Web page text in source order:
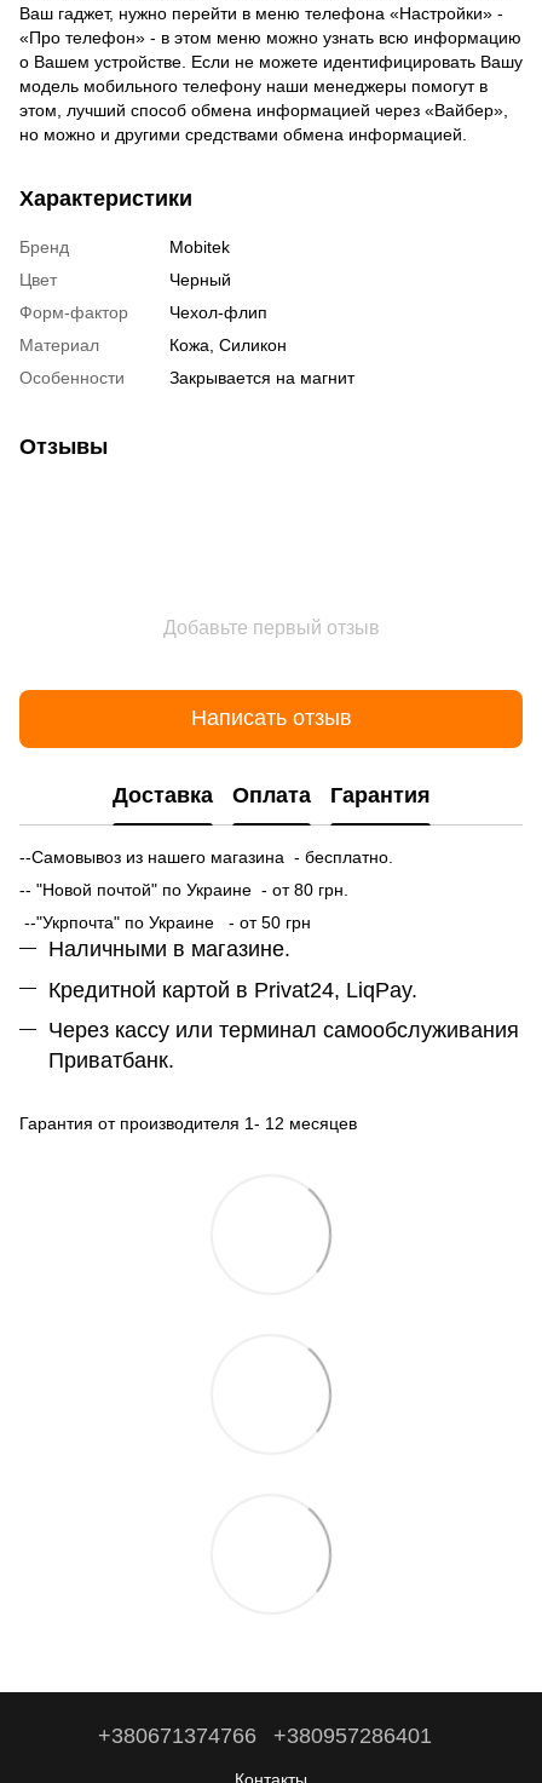
Ваш гаджет, нужно перейти в меню телефона «Настройки» -
«Про телефон» - в этом меню можно узнать всю информацию
о Вашем устройстве. Если не можете идентифицировать Вашу
модель мобильного телефону наши менеджеры помогут в
этом, лучший способ обмена информацией через «Вайбер»,
но можно и другими средствами обмена информацией.
Характеристики
Бренд
Mobitek
Цвет
Черный
Форм-фактор
Чехол-флип
Материал
Кожа, Силикон
Особенности
Закрывается на магнит
Отзывы
Добавьте первый отзыв
Написать отзыв
Доставка Оплата Гарантия
--Самовывоз из нашего магазина - бесплатно.
-- "Новой почтой" по Украине - от 80 грн.
--"Укрпочта" по Украине - от 50 грн
Наличными в магазине.
Кредитной картой в Privat24, LiqPay.
Через кассу или терминал самообслуживания
Приватбанк.
Гарантия от производителя 1- 12 месяцев
+380671374766 +380957286401
Контакты